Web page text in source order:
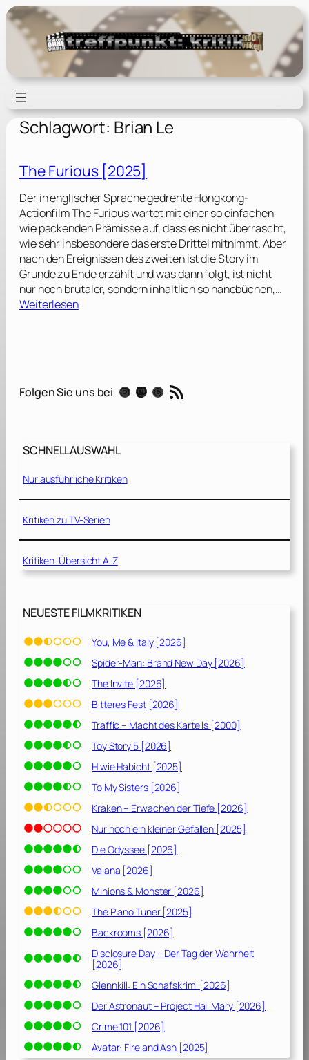
Zum
Inhalt
springen
Schlagwort: Brian Le
The Furious [2025]
Der in englischer Sprache gedrehte Hongkong-
Actionfilm The Furious wartet mit einer so einfachen
wie packenden Prämisse auf, dass es nicht überrascht,
wie sehr insbesondere das erste Drittel mitnimmt. Aber
nach den Ereignissen des zweiten ist die Story im
Grunde zu Ende erzählt und was dann folgt, ist nicht
nur noch brutaler, sondern inhaltlich so hanebüchen,…
Weiterlesen:
r
s
2
0
2
Folgen Sie uns bei Instagram Mastodon Threads RSS-Feed
SCHNELLAUSWAHL
Nur ausführliche Kritiken
Kritiken zu TV-Serien
Kritiken-Übersicht A-Z
NEUESTE FILMKRITIKEN
You, Me & Italy [2026]
Spider-Man: Brand New Day [2026]
The Invite [2026]
Bitteres Fest [2026]
Traffic – Macht des Kartells [2000]
Toy Story 5 [2026]
H wie Habicht [2025]
To My Sisters [2026]
Kraken – Erwachen der Tiefe [2026]
Nur noch ein kleiner Gefallen [2025]
Die Odyssee [2026]
Vaiana [2026]
Minions & Monster [2026]
The Piano Tuner [2025]
Backrooms [2026]
Disclosure Day – Der Tag der Wahrheit
[2026]
Glennkill: Ein Schafskrimi [2026]
Der Astronaut – Project Hail Mary [2026]
Crime 101 [2026]
Avatar: Fire and Ash [2025]